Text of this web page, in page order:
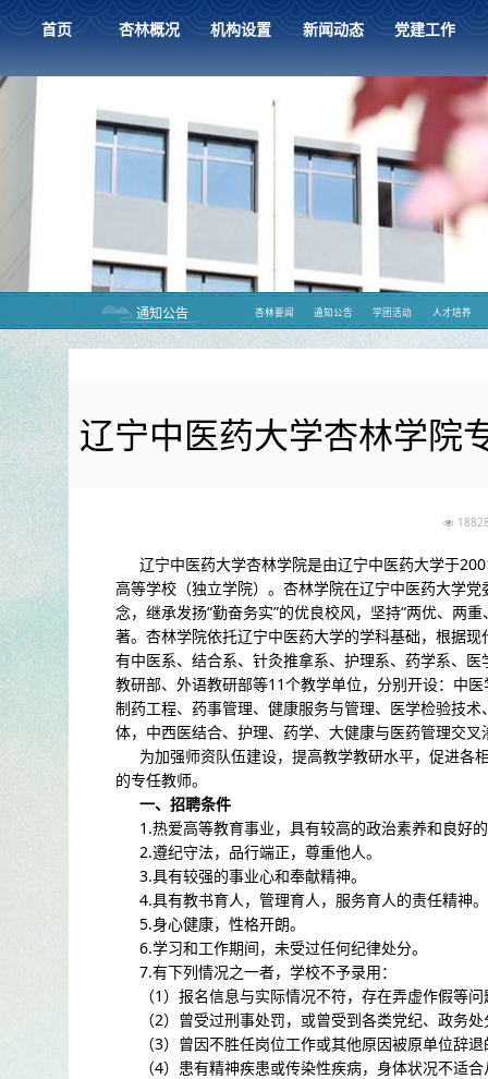
首页 杏林概况 机构设置 新闻动态 党建工作
通知公告 杏林要闻 通知公告 学团活动 人才培养
辽宁中医药大学杏林学院
辽宁中医药大学杏林学院是由辽宁中医药大学于
高等学校（独立学院）。杏林学院在辽宁中医药大学
念，继承发扬“勤奋务实”的优良校风，坚持“两优、两
著。杏林学院依托辽宁中医药大学的学科基础，根据
有中医系、结合系、针灸推拿系、护理系、药学系、
教研部、外语教研部等11个教学单位，分别开设：中
制药工程、药事管理、健康服务与管理、医学检验技
体，中西医结合、护理、药学、大健康与医药管理交
为加强师资队伍建设，提高教学教研水平，促进各
的专任教师。
一、招聘条件
1.热爱高等教育事业，具有较高的政治素养和良好
2.遵纪守法，品行端正，尊重他人。
3.具有较强的事业心和奉献精神。
4.具有教书育人，管理育人，服务育人的责任精神。
5.身心健康，性格开朗。
6.学习和工作期间，未受过任何纪律处分。
7.有下列情况之一者，学校不予录用：
（1）报名信息与实际情况不符，存在弄虚作假等
（2） 曾受过刑事处罚，或曾受到各类党纪、政务处
（3）曾因不胜任岗位工作或其他原因被原单位辞退
（4）患有精神疾患或传染性疾病，身体状况不适